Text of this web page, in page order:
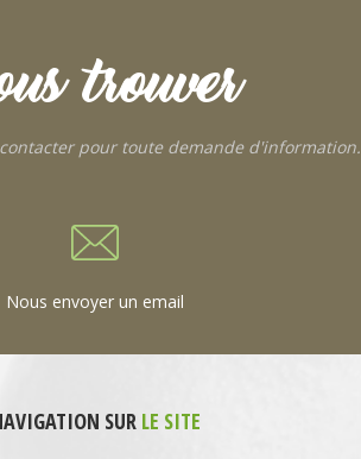
trouver
pour toute demande d'information.
Nous envoyer un email
SUR LE SITE